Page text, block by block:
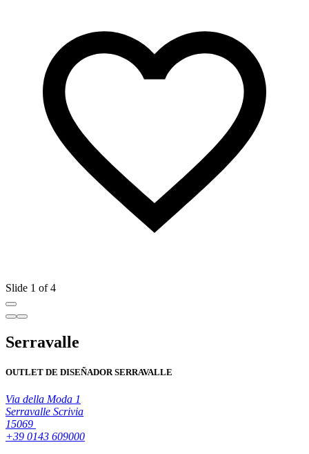
Slide 1 of 4
Serravalle
OUTLET DE DISEÑADOR SERRAVALLE
Via della Moda 1
Serravalle Scrivia
15069
+39 0143 609000